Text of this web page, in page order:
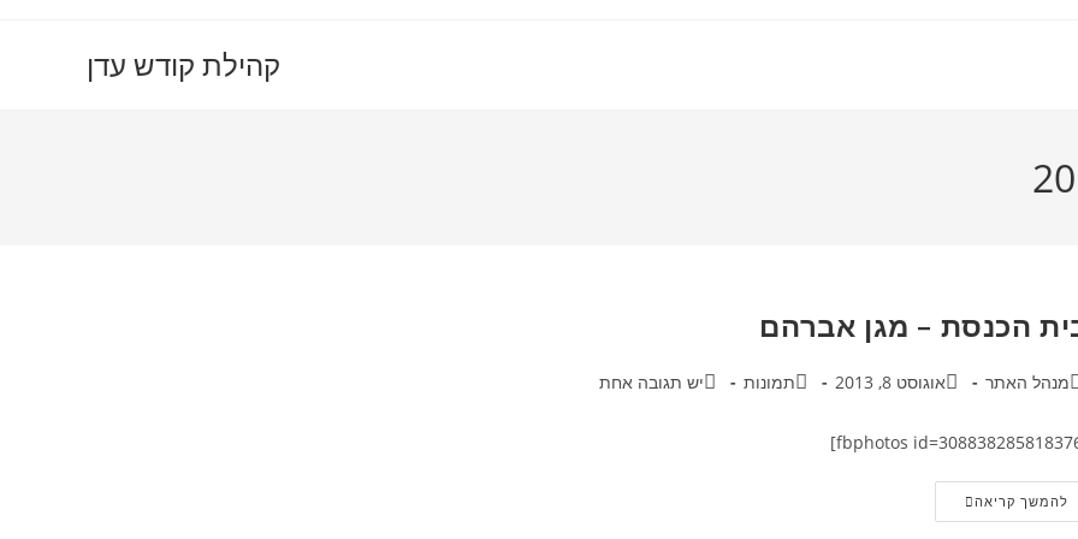
קהילת קודש עדן
הכנסת – מגן אברהם
מנהל האתר פורסם:
אוגוסט 8, 2013 קטגוריה:
תמונות תגובות:
יש תגובה אחת
להמשך קריאהבית
הכנסת